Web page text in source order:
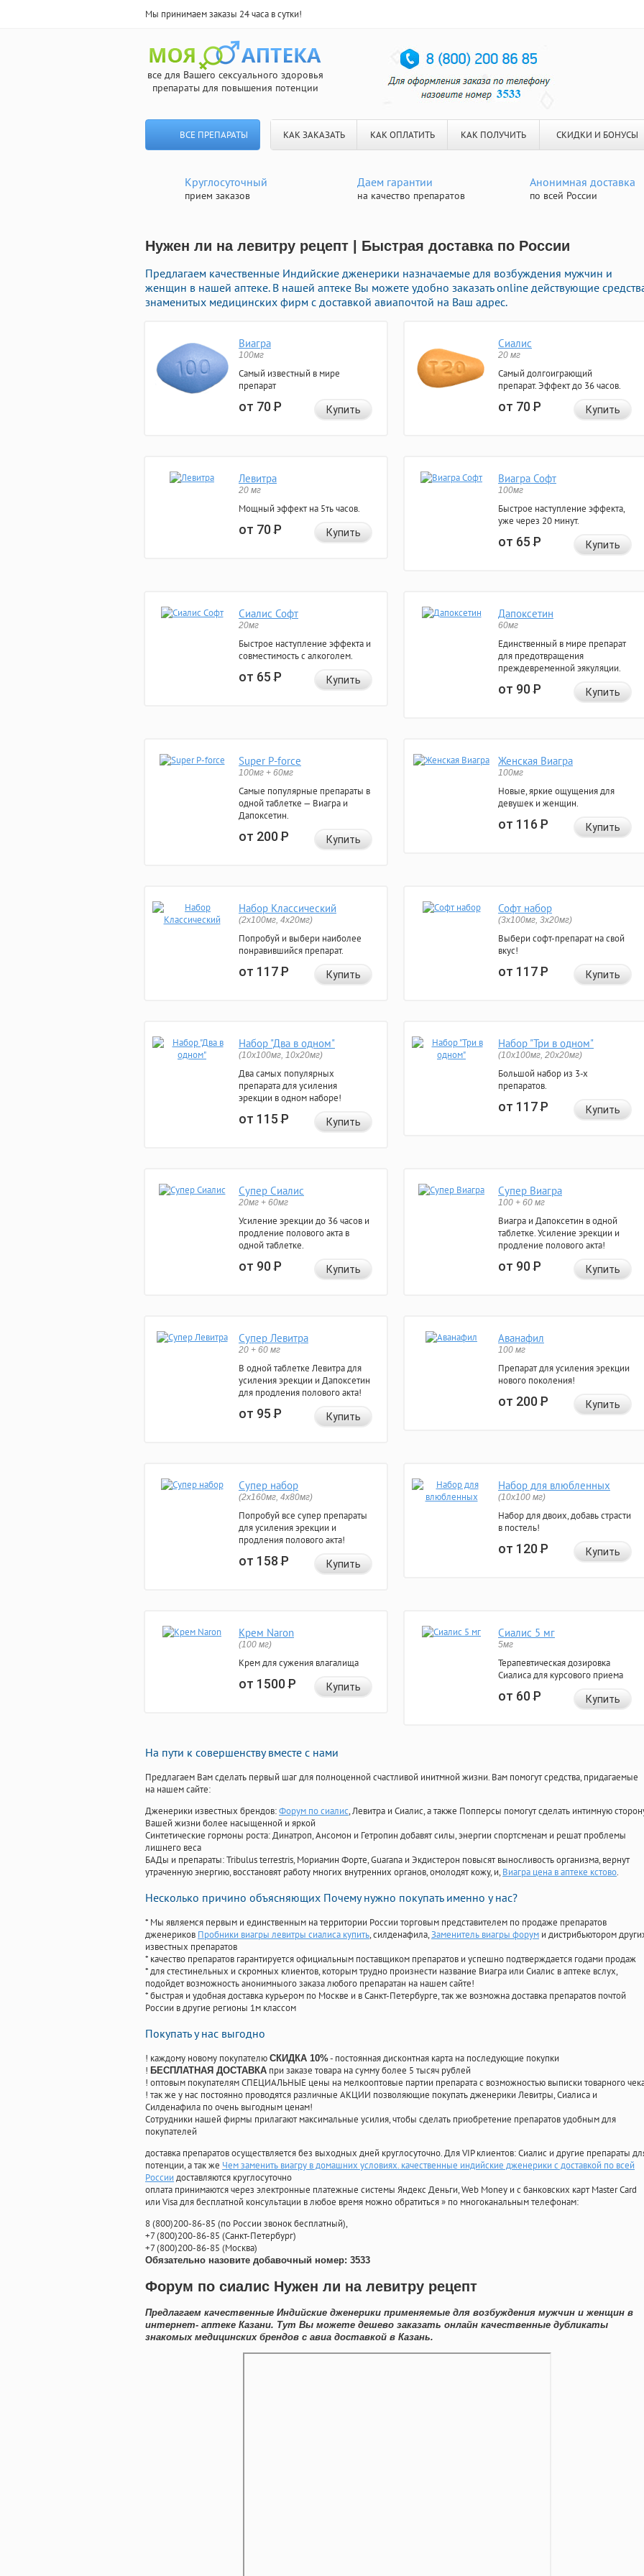
Мы принимаем заказы 24 часа в сутки!
все для Вашего сексуального здоровья
препараты для повышения потенции
ВСЕ ПРЕПАРАТЫ КАК ЗАКАЗАТЬ КАК ОПЛАТИТЬ КАК ПОЛУЧИТЬ СКИДКИ И БОНУСЫ
Круглосуточный
прием заказов
Даем гарантии
на качество препаратов
Анонимная доставка
по всей России
Нужен ли на левитру рецепт | Быстрая доставка по России
Предлагаем качественные Индийские дженерики назначаемые для возбуждения мужчин и
женщин в нашей аптеке. В нашей аптеке Вы можете удобно заказать online действующие
знаменитых медицинских фирм с доставкой авиапочтой на Ваш адрес.
Виагра
100мг
Самый известный в мире
препарат
от 70Р Купить
Сиалис
20 мг
Самый долгоиграющий
препарат. Эффект до 36 часов.
от 70Р Купить
Левитра
20 мг
Мощный эффект на 5ть часов.
от 70Р Купить
Виагра Софт
100мг
Быстрое наступление эффекта,
уже через 20 минут.
от 65Р Купить
Сиалис Софт
20мг
Быстрое наступление эффекта и
совместимость с алкоголем.
от 65Р Купить
Дапоксетин
60мг
Единственный в мире препарат
для предотвращения
преждевременной эякуляции.
от 90Р Купить
Super P-force
100мг + 60мг
Самые популярные препараты в
одной таблетке — Виагра и
Дапоксетин.
от 200Р Купить
Женская Виагра
100мг
Новые, яркие ощущения для
девушек и женщин.
от 116Р Купить
Набор Классический
(2x100мг, 4x20мг)
Попробуй и выбери наиболее
понравившийся препарат.
от 117Р Купить
Софт набор
(3x100мг, 3x20мг)
Выбери софт-препарат на свой
вкус!
от 117Р Купить
Набор "Два в одном"
(10x100мг, 10x20мг)
Два самых популярных
препарата для усиления
эрекции в одном наборе!
от 115Р Купить
Набор "Три в одном"
(10x100мг, 20x20мг)
Большой набор из 3-х
препаратов.
от 117Р Купить
Супер Сиалис
20мг + 60мг
Усиление эрекции до 36 часов и
продление полового акта в
одной таблетке.
от 90Р Купить
Супер Виагра
100 + 60 мг
Виагра и Дапоксетин в одной
таблетке. Усиление эрекции и
продление полового акта!
от 90Р Купить
Супер Левитра
20 + 60 мг
В одной таблетке Левитра для
усиления эрекции и Дапоксетин
для продления полового акта!
от 95Р Купить
Аванафил
100 мг
Препарат для усиления эрекции
нового поколения!
от 200Р Купить
Супер набор
(2х160мг, 4х80мг)
Попробуй все супер препараты
для усиления эрекции и
продления полового акта!
от 158Р Купить
Набор для влюбленных
(10х100 мг)
Набор для двоих, добавь страсти
в постель!
от 120Р Купить
Крем Naron
(100 мг)
Крем для сужения влагалища
от 1500Р Купить
Сиалис 5 мг
5мг
Терапевтическая дозировка
Сиалиса для курсового приема
от 60Р Купить
На пути к совершенству вместе с нами
Предлагаем Вам сделать первый шаг для полноценной счастливой инитмной жизни. Вам помогут средства, придагаемые
на нашем сайте:
Дженерики известных брендов:Форум по сиалис, Левитра и Сиалис, а также Попперсы помогут сделать интимную
Вашей жизни более насыщенной и яркой
Синтетические гормоны роста: Динатроп, Ансомон и Гетропин добавят силы, энергии спортсменам и решат проблемы
лишнего веса
БАДы и препараты:Tribulus terrestris, Мориамин Форте, Guarana и Экдистерон повысят выносливость организма, вернут
утраченную энергию, восстановят работу многих внутренних органов, омолодят кожу, и, Виагра цена в аптеке кстово.
Несколько причино объясняющих Почему нужно покупать именно у нас?
* Мы являемся первым и единственным на территории России торговым представителем по продаже препаратов
дженериков Пробники виагры левитры сиалиса купить, силденафила,Заменитель виагры форум и дистрибьютором
известных препаратов
* качество препаратов гарантируется официальным поставщиком препаратов и успешно подтверждается годами продаж
* для стестинельных и скромных клиентов, которым трудно произнести название Виагра или Сиалис в аптеке вслух,
подойдет возможность анонимныого заказа любого препаратан на нашем сайте!
* быстрая и удобная доставка курьером по Москве и в Санкт-Петербурге, так же возможна доставка препаратов почтой
России в другие регионы 1м классом
Покупать у нас выгодно
! каждому новому покупателю СКИДКА 10%- постоянная дисконтная карта на последующие покупки
! БЕСПЛАТНАЯ ДОСТАВКА при заказе товара на сумму более 5 тысяч рублей
! оптовым покупателям СПЕЦИАЛЬНЫЕ цены на мелкооптовые партии препарата с возможностью выписки товарного
! так же у нас постоянно проводятся различные АКЦИИ позволяющие покупать дженерики Левитры, Сиалиса и
Силденафила по очень выгодным ценам!
Cотрудники нашей фирмы прилагают максимальные усилия, чтобы сделать приобретение препаратов удобным для
покупателей
доставка препаратов осуществляется без выходных дней круглосуточно. Для VIP клиентов: Сиалис и другие препараты
потенции, а так же Чем заменить виагру в домашних условиях. качественные индийские дженерики с доставкой по всей
России доставляются круглосуточно
оплата принимаются через электронные платежные системы Яндекс Деньги, Web Money и с банковских карт Master Card
или Visa для бесплатной консультации в любое время можно обратиться» по многоканальным телефонам:
8(800)200-86-85 (по России звонок бесплатный),
+7(800)200-86-85 (Санкт-Петербург)
+7(800)200-86-85 (Москва)
Обязательно назовите добавочный номер: 3533
Форум по сиалис Нужен ли на левитру рецепт
Предлагаем качественные Индийские дженерики применяемые для возбуждения мужчин и женщин в
интернет- аптеке Казани. Тут Вы можете дешево заказать онлайн качественные дубликаты
знакомых медицинских брендов с авиа доставкой в Казань.